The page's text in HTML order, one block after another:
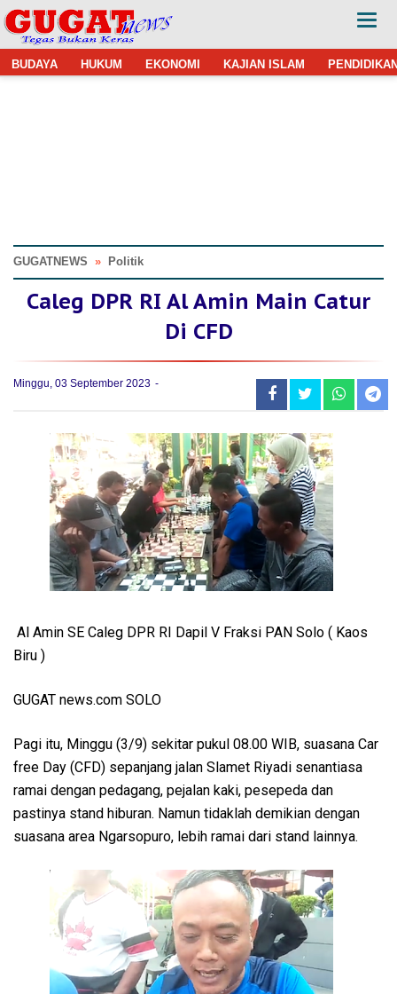
BUDAYA HUKUM EKONOMI KAJIAN ISLAM
GUGATNEWS » Politik
Caleg DPR RI Al Amin Main Catur
Di CFD
Minggu, 03 September 2023
Al Amin SE Caleg DPR RI Dapil V Fraksi PAN Solo ( Kaos
Biru )
GUGAT news.com SOLO
Pagi itu, Minggu (3/9) sekitar pukul 08.00 WIB, suasana Car
free Day (CFD) sepanjang jalan Slamet Riyadi senantiasa
ramai dengan pedagang, pejalan kaki, pesepeda dan
pastinya stand hiburan. Namun tidaklah demikian dengan
suasana area Ngarsopuro, lebih ramai dari stand lainnya.